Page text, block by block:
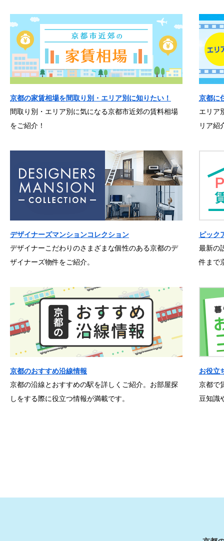
京都の家賃相場を間取り別・エリア別に知りたい！
間取り別・エリア別に気になる京都市近郊の賃料相場
をご紹介！
京都に
エリア
リア紹
デザイナーズマンションコレクション
デザイナーこだわりのさまざまな個性のある京都のデ
ザイナーズ物件をご紹介。
ピック
最新の
件まで
京都のおすすめ沿線情報
京都の沿線とおすすめの駅を詳しくご紹介。お部屋探
しをする際に役立つ情報が満載です。
お役立
京都で
豆知識